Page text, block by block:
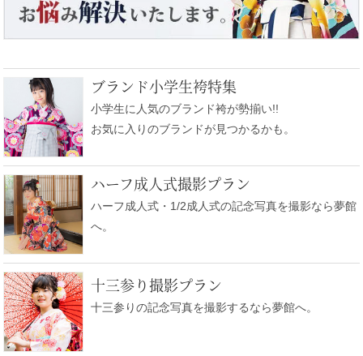
ブランド小学生袴特集
小学生に人気のブランド袴が勢揃い!!
お気に入りのブランドが見つかるかも。
ハーフ成人式撮影プラン
ハーフ成人式・1/2成人式の記念写真を撮影なら夢館
へ。
十三参り撮影プラン
十三参りの記念写真を撮影するなら夢館へ。